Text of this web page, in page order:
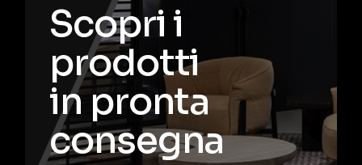
Scopri i
prodotti
in pronta
consegna